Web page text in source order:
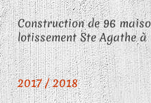
Construction de 96
lotissement Ste Agathe
2017 / 2018